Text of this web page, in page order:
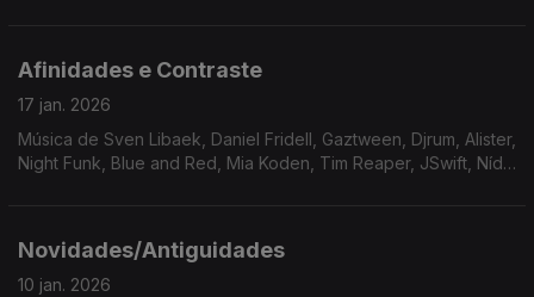
Afinidades e Contraste
17 jan. 2026
Música de Sven Libaek, Daniel Fridell, Gaztween, Djrum, Alister,
Night Funk, Blue and Red, Mia Koden, Tim Reaper, JSwift, Nídia
Novidades/Antiguidades
10 jan. 2026